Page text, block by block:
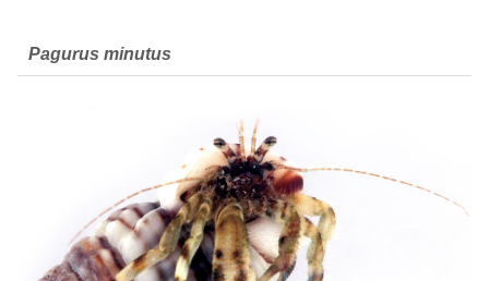
Pagurus minutus